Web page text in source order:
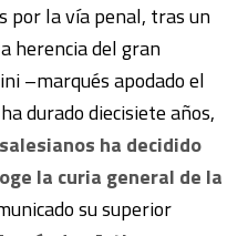
por la vía penal, tras un
herencia del gran
–marqués apodado el
durado diecisiete años,
ha decidido
la curia general de la
su superior